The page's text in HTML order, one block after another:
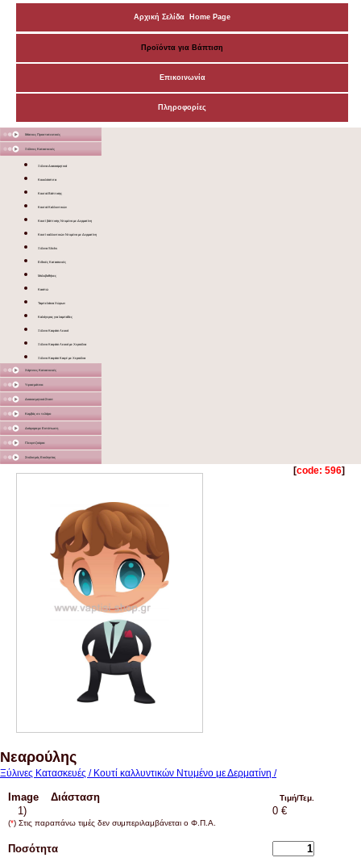
Αρχική Σελίδα Home Page
Προϊόντα για Βάπτιση
Επικοινωνία
Πληροφορίες
Μάσκες Προστατευτικές
Ξύλινες Κατασκευές
Ξύλινα Διακοσμητικά
Κουκλόσπιτα
Κουτιά Βάπτισης
Κουτιά Καλλυντικών
Κουτί βάπτισης Ντυμένο με Δερματίνη
Κουτί καλλυντικών Ντυμένο με Δερματίνη
Ξύλινα Sticks
Ειδικές Κατασκευές
Μολυβοθήκες
Κασπώ
Ταμπελάκια Χώρων
Καλόγερος για λαμπάδες
Ξύλινο Καφάσι Λευκό
Ξύλινο Καφάσι Λευκό με Χερούλια
Ξύλινο Καφάσι Καφέ με Χερούλια
Χάρτινες Κατασκευές
Υφασμάτινα
Διακοσμητικά Σταντ
Καμβάς σε τελάρο
Διάφορα με Εκτύπωση
Γλειφιτζούρια
Στολισμός Εκκλησίας
[code: 596]
Νεαρούλης
Ξύλινες Κατασκευές / Κουτί καλλυντικών Ντυμένο με Δερματίνη /
Image Διάσταση Τιμή/Τεμ.
1) 0 €
(*) Στις παραπάνω τιμές δεν συμπεριλαμβάνεται ο Φ.Π.Α.
Ποσότητα